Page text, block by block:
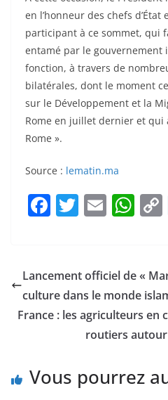
en l’honneur des chefs
participant à ce sommet, qui
entamé par le gouvernement
fonction, à travers de
bilatérales, dont le moment
sur le Développement et la
Rome en juillet dernier et qui
Rome ».
Source : lematin.ma
F
e
b
o
T
er
E
l
W
s
A
p
p
Lancement officiel de «
culture dans le monde
France : les agriculteurs en
routiers
Vous pourrez